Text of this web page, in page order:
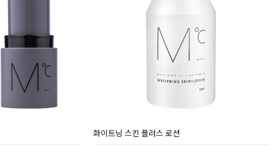
화이트닝 스킨 플러스 로션